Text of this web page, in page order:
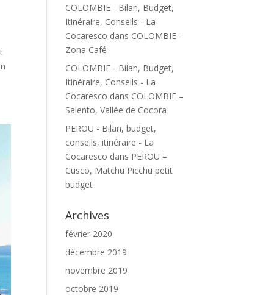
COLOMBIE - Bilan, Budget,
Itinéraire, Conseils - La
Cocaresco dans COLOMBIE –
Zona Café
COLOMBIE - Bilan, Budget,
Itinéraire, Conseils - La
Cocaresco dans COLOMBIE –
Salento, Vallée de Cocora
PEROU - Bilan, budget,
conseils, itinéraire - La
Cocaresco dans PEROU –
Cusco, Matchu Picchu petit
budget
Archives
février 2020
décembre 2019
novembre 2019
octobre 2019